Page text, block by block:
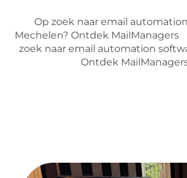
Op zoek naar email
Mechelen? Ontdek MailManagers
zoek naar email automation
Ontdek